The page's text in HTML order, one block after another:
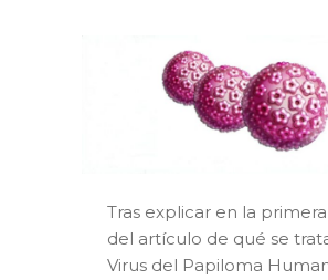
Tras explicar en la
del artículo de qué se
Virus del Papiloma